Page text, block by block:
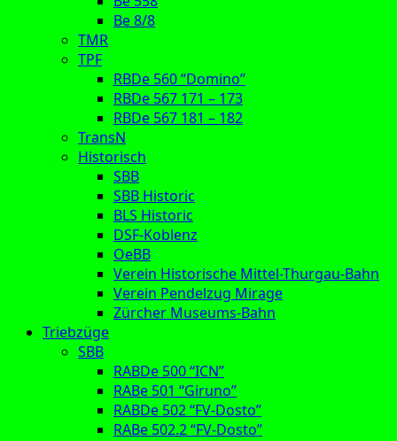
Be 8/8
TMR
TPF
RBDe 560 “Domino”
RBDe 567 171 – 173
RBDe 567 181 – 182
TransN
Historisch
SBB
SBB Historic
BLS Historic
DSF-Koblenz
OeBB
Verein Historische Mittel-Thurgau-Bahn
Verein Pendelzug Mirage
Zürcher Museums-Bahn
Triebzüge
SBB
RABDe 500 “ICN”
RABe 501 “Giruno”
RABDe 502 “FV-Dosto”
RABe 502.2 “FV-Dosto”